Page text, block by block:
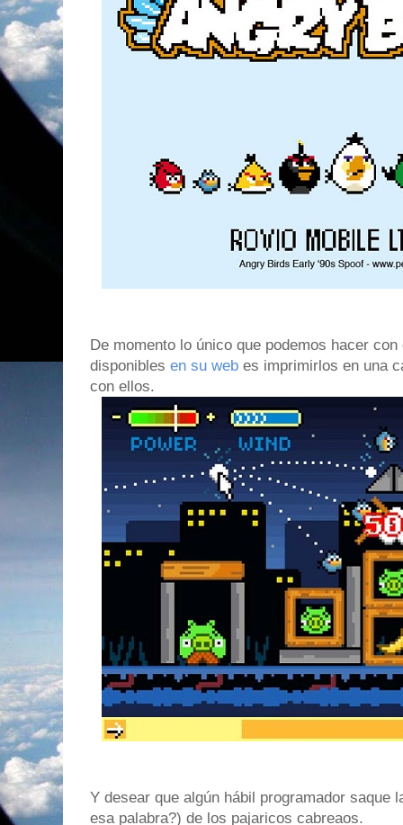
De momento lo único que podemos hacer
disponibles en su web es imprimirlos en una
con ellos.
Y desear que algún hábil programador saque
esa palabra?) de los pajaricos cabreaos.